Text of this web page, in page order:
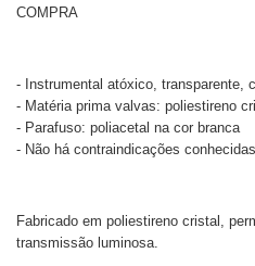
COMPRA
- Instrumental atóxico, transparente,
- Matéria prima valvas: poliestireno
- Parafuso: poliacetal na cor branca
- Não há contraindicações conhecidas
Fabricado em poliestireno cristal,
transmissão luminosa.